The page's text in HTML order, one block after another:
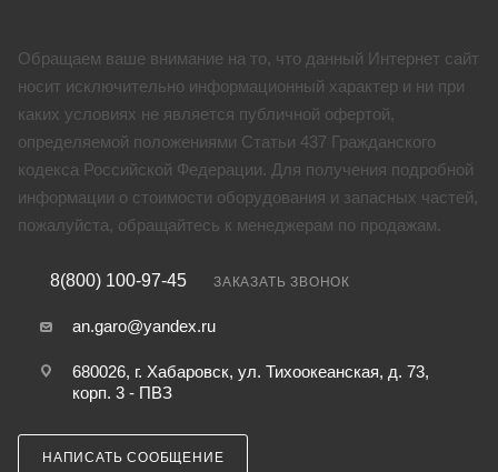
Обращаем ваше внимание на то, что данный Интернет сайт
носит исключительно информационный характер и ни при
каких условиях не является публичной офертой,
определяемой положениями Статьи 437 Гражданского
кодекса Российской Федерации. Для получения подробной
информации о стоимости оборудования и запасных частей,
пожалуйста, обращайтесь к менеджерам по продажам.
8(800) 100-97-45 ЗАКАЗАТЬ ЗВОНОК
an.garo@yandex.ru
680026, г. Хабаровск, ул. Тихоокеанская, д. 73,
корп. 3 - ПВЗ
НАПИСАТЬ СООБЩЕНИЕ